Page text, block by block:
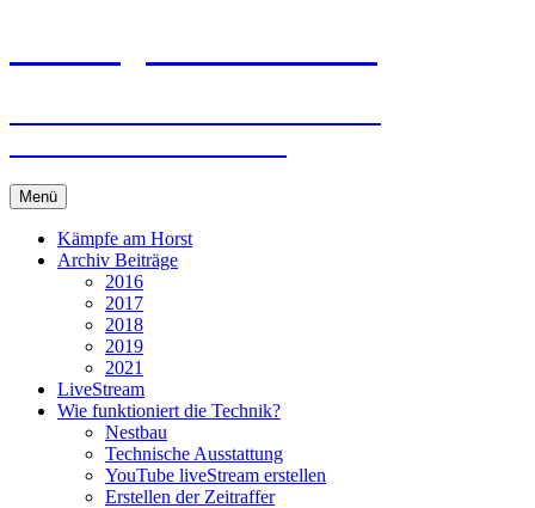
Menü
Kämpfe am Horst
Archiv Beiträge
2016
2017
2018
2019
2021
LiveStream
Wie funktioniert die Technik?
Nestbau
Technische Ausstattung
YouTube liveStream erstellen
Erstellen der Zeitraffer